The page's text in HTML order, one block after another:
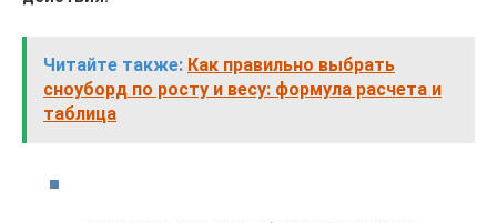
Читайте также: Как правильно выбрать
сноуборд по росту и весу: формула расчета и
таблица